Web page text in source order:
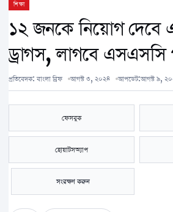
শিক্ষা
১২ জনকে নিয়োগ দেবে
ড্রাগস, লাগবে এসএসসি
প্রতিবেদক:বাংলা ব্রিফ আগস্ট ৩, ২০২৪ আপডেট:আগস্ট ৯,
ফেসবুক
হোয়াটসঅ্যাপ
সংরক্ষণ করুন